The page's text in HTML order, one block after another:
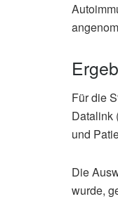
Für die
Datalink
und
Die
wurde,